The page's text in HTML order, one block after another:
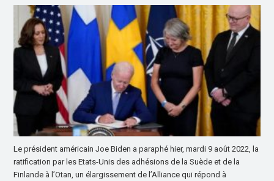
Le président américain Joe Biden a paraphé hier, mardi 9 août 2022, la
ratification par les Etats-Unis des adhésions de la Suède et de la
Finlande à l’Otan, un élargissement de l’Alliance qui répond à